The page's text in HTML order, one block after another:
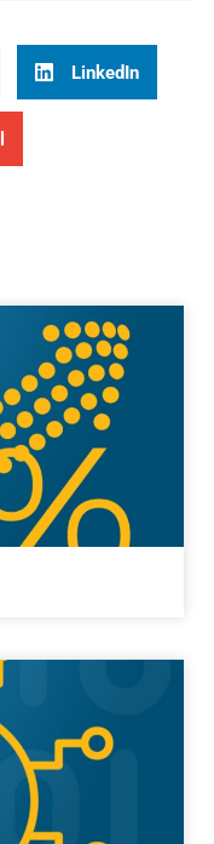
LinkedIn